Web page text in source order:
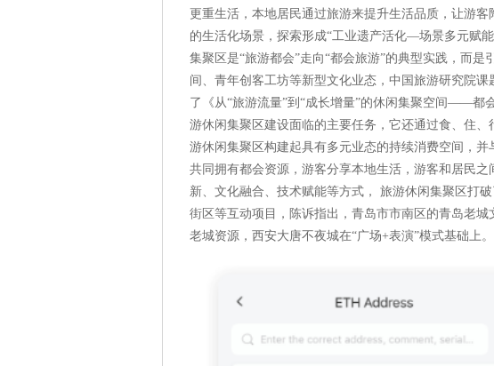
更重生活，本地居民通过旅游来提升生活品质，让游
的生活化场景，探索形成“工业遗产活化—场景多元赋
集聚区是“旅游都会”走向“都会旅游”的典型实践，而
间、青年创客工坊等新型文化业态，中国旅游研究院
了《从“旅游流量”到“成长增量”的休闲集聚空间——都
游休闲集聚区建设面临的主要任务，它还通过食、住
游休闲集聚区构建起具有多元业态的持续消费空间，
共同拥有都会资源，游客分享本地生活，游客和居民
新、文化融合、技术赋能等方式， 旅游休闲集聚区打
街区等互动项目，陈诉指出，青岛市市南区的青岛老
老城资源，西安大唐不夜城在“广场+表演”模式基础上。